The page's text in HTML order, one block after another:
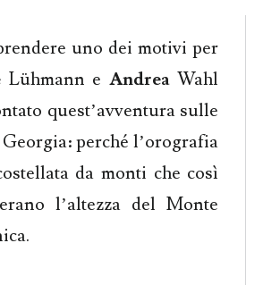
uno dei motivi per
Lühmann e AndreaWahl
quest’avventura sulle
perché l’orografia
da monti che così
l’altezza del Monte